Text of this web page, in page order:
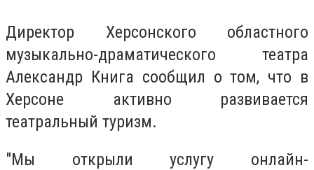
Директор Херсонского областного
музыкально-драматического театра
Александр Книга сообщил о том, что в
Херсоне активно развивается
театральный туризм.
"Мы открыли услугу онлайн-